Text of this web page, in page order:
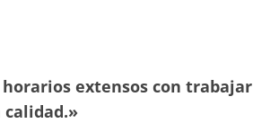
extensos con trabajar